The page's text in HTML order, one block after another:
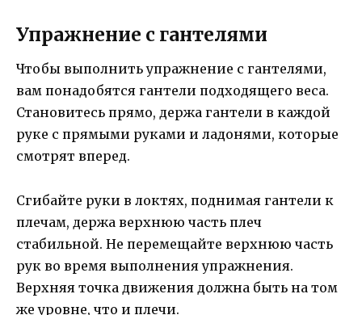
Упражнение с гантелями
Чтобы выполнить упражнение с гантелями,
вам понадобятся гантели подходящего веса.
Становитесь прямо, держа гантели в каждой
руке с прямыми руками и ладонями, которые
смотрят вперед.
Сгибайте руки в локтях, поднимая гантели к
плечам, держа верхнюю часть плеч
стабильной. Не перемещайте верхнюю часть
рук во время выполнения упражнения.
Верхняя точка движения должна быть на том
же уровне, что и плечи.